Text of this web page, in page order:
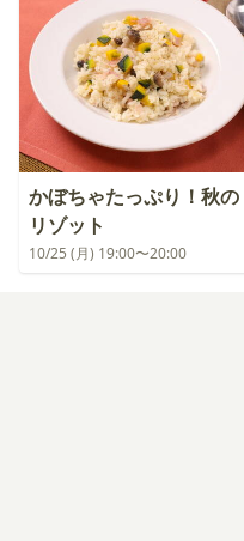
かぼちゃたっぷり！秋の
リゾット
10/25 (月) 19:00〜20:00